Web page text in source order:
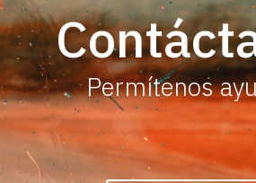
Permítenos